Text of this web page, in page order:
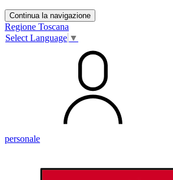
Continua la navigazione
Regione Toscana
Select Language ▼
personale